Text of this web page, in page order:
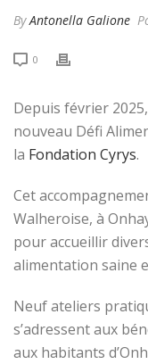
ByAntonella Galione
0
Depuis février
nouveau Défi
la Fondation Cyrys.
Cet
Walheroise, à
pour accueillir
alimentation saine
Neuf ateliers
s’adressent aux
aux habitants